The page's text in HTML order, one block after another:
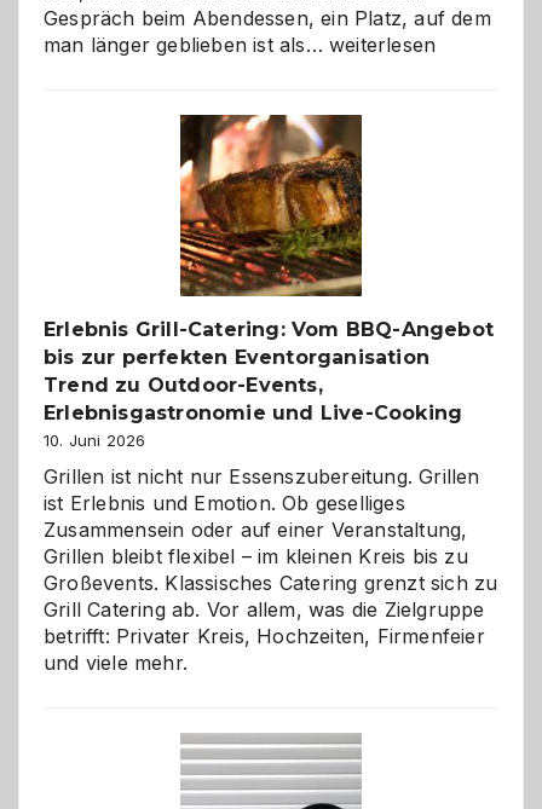
Gespräch beim Abendessen, ein Platz, auf dem
man länger geblieben ist als… Als
–
die
Gelegenheit,
neue
Reiseziele
zu
entdecken
weiterlesen
Erlebnis Grill-Catering: Vom BBQ-Angebot
bis zur perfekten Eventorganisation
Trend zu Outdoor-Events,
Erlebnisgastronomie und Live-Cooking
10. Juni 2026
Grillen ist nicht nur Essenszubereitung. Grillen
ist Erlebnis und Emotion. Ob geselliges
Zusammensein oder auf einer Veranstaltung,
Grillen bleibt flexibel – im kleinen Kreis bis zu
Großevents. Klassisches Catering grenzt sich zu
Grill Catering ab. Vor allem, was die Zielgruppe
betrifft: Privater Kreis, Hochzeiten, Firmenfeier
und viele mehr.